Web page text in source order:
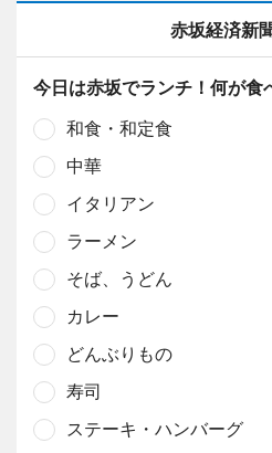
赤坂経済新
今日は赤坂でランチ！何が食
和食・和定食
中華
イタリアン
ラーメン
そば、うどん
カレー
どんぶりもの
寿司
ステーキ・ハンバーグ